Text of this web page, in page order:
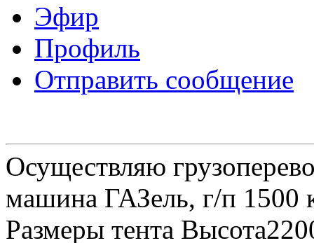
Эфир
Профиль
Отправить сообщение
Осуществляю
машина ГАЗель, г/п 1500
Размеры тента